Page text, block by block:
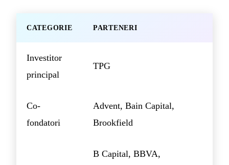
CATEGORIE PARTENERI
Investitor
principal
TPG
Co-
fondatori
Advent, Bain Capital,
Brookfield
B Capital, BBVA,